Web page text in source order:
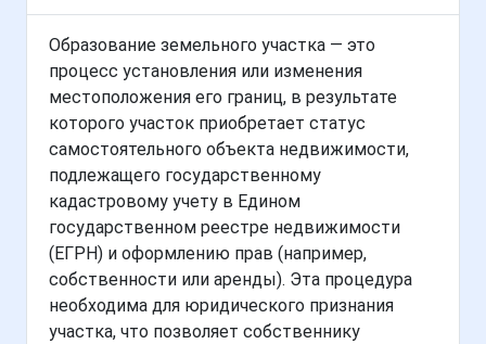
Образование земельного участка — это
процесс установления или изменения
местоположения его границ, в результате
которого участок приобретает статус
самостоятельного объекта недвижимости,
подлежащего государственному
кадастровому учету в Едином
государственном реестре недвижимости
(ЕГРН) и оформлению прав (например,
собственности или аренды). Эта процедура
необходима для юридического признания
участка, что позволяет собственнику